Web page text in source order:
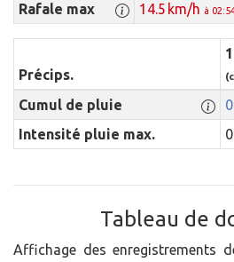
Rafale max
14.5 km/h à
Précips.
Cumul de pluie
Intensité pluie max.
Tableau de
Affichage des enregistrements